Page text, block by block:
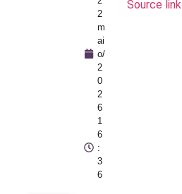
2
m
ai
o/
2
0
2
6
1
6
:
3
6
Source link